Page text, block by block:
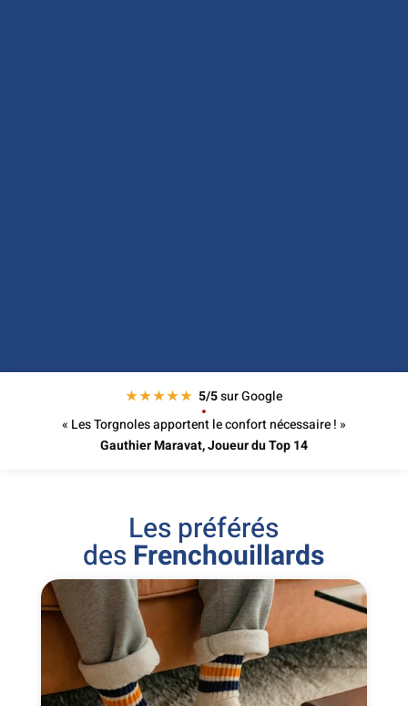
★★★★★ 5/5sur Google

« Les Torgnoles apportent le confort nécessaire ! »
Gauthier Maravat, Joueur du Top 14
Les préférés
des Frenchouillards